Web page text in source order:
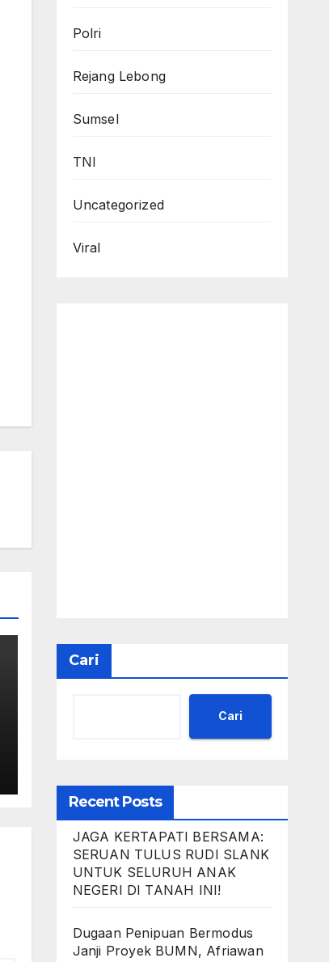
Polri
Rejang Lebong
Sumsel
TNI
Uncategorized
Viral
Cari
Cari
Recent Posts
JAGA KERTAPATI BERSAMA:
SERUAN TULUS RUDI SLANK
UNTUK SELURUH ANAK
NEGERI DI TANAH INI!
Dugaan Penipuan Bermodus
Janji Proyek BUMN, Afriawan